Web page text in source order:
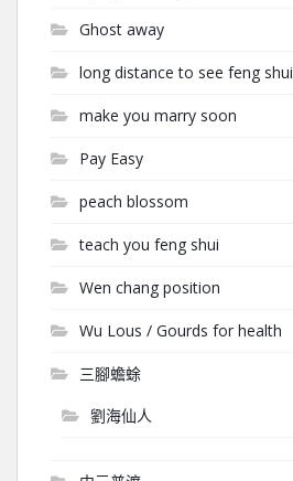
Ghost away
long distance to see feng shui
make you marry soon
Pay Easy
peach blossom
teach you feng shui
Wen chang position
Wu Lous / Gourds for health
三腳蟾蜍
劉海仙人